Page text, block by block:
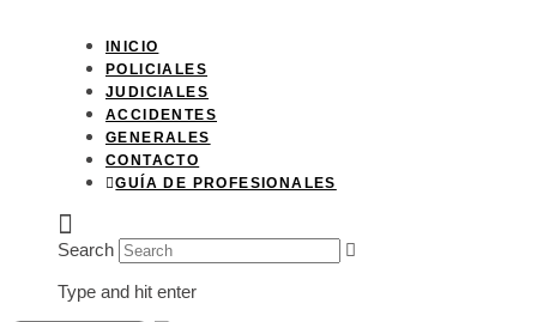
INICIO
POLICIALES
JUDICIALES
ACCIDENTES
GENERALES
CONTACTO
GUÍA DE PROFESIONALES
Search
Type and hit enter